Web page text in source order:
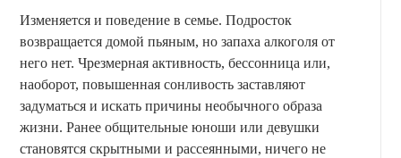
Изменяется и поведение в семье. Подросток
возвращается домой пьяным, но запаха алкоголя от
него нет. Чрезмерная активность, бессонница или,
наоборот, повышенная сонливость заставляют
задуматься и искать причины необычного образа
жизни. Ранее общительные юноши или девушки
становятся скрытными и рассеянными, ничего не